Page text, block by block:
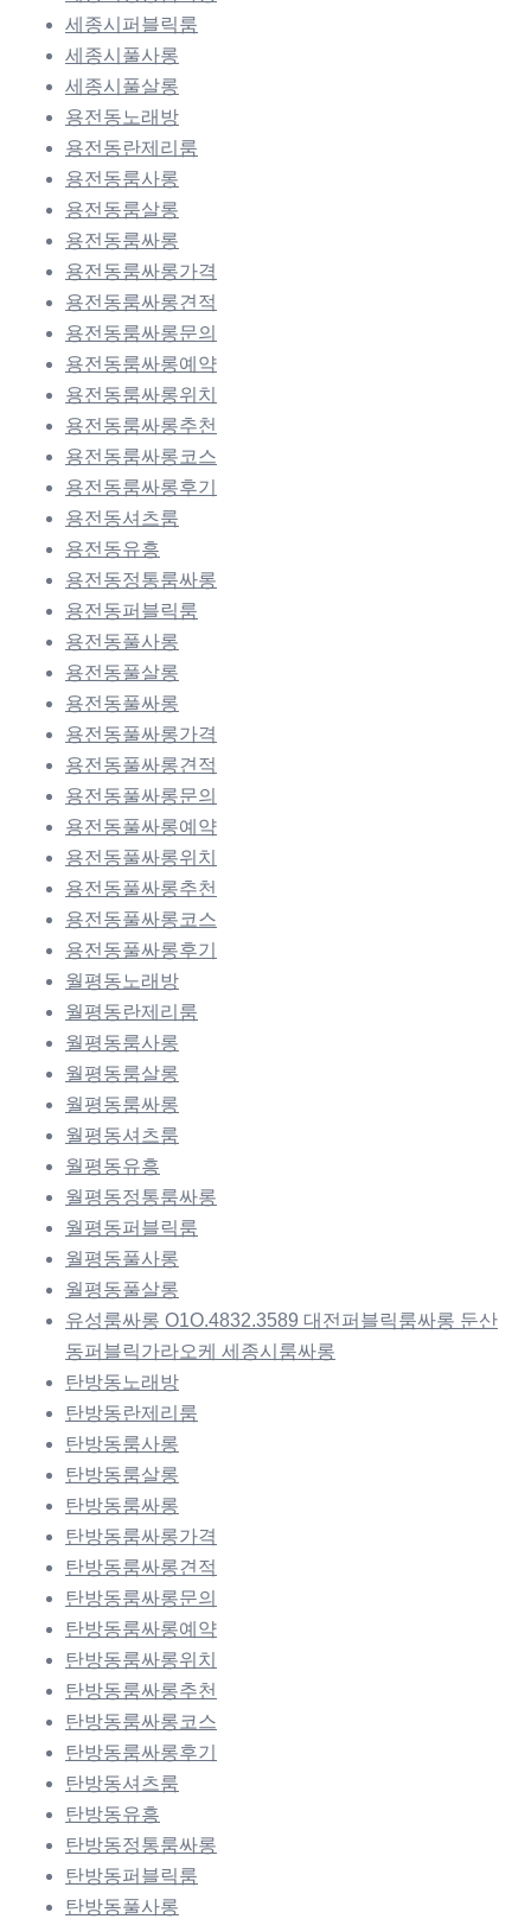
세종시퍼블릭룸
세종시풀사롱
세종시풀살롱
용전동노래방
용전동란제리룸
용전동룸사롱
용전동룸살롱
용전동룸싸롱
용전동룸싸롱가격
용전동룸싸롱견적
용전동룸싸롱문의
용전동룸싸롱예약
용전동룸싸롱위치
용전동룸싸롱추천
용전동룸싸롱코스
용전동룸싸롱후기
용전동셔츠룸
용전동유흥
용전동정통룸싸롱
용전동퍼블릭룸
용전동풀사롱
용전동풀살롱
용전동풀싸롱
용전동풀싸롱가격
용전동풀싸롱견적
용전동풀싸롱문의
용전동풀싸롱예약
용전동풀싸롱위치
용전동풀싸롱추천
용전동풀싸롱코스
용전동풀싸롱후기
월평동노래방
월평동란제리룸
월평동룸사롱
월평동룸살롱
월평동룸싸롱
월평동셔츠룸
월평동유흥
월평동정통룸싸롱
월평동퍼블릭룸
월평동풀사롱
월평동풀살롱
유성룸싸롱 O1O.4832.3589 대전퍼블릭룸싸롱 둔산
동퍼블릭가라오케 세종시룸싸롱
탄방동노래방
탄방동란제리룸
탄방동룸사롱
탄방동룸살롱
탄방동룸싸롱
탄방동룸싸롱가격
탄방동룸싸롱견적
탄방동룸싸롱문의
탄방동룸싸롱예약
탄방동룸싸롱위치
탄방동룸싸롱추천
탄방동룸싸롱코스
탄방동룸싸롱후기
탄방동셔츠룸
탄방동유흥
탄방동정통룸싸롱
탄방동퍼블릭룸
탄방동풀사롱